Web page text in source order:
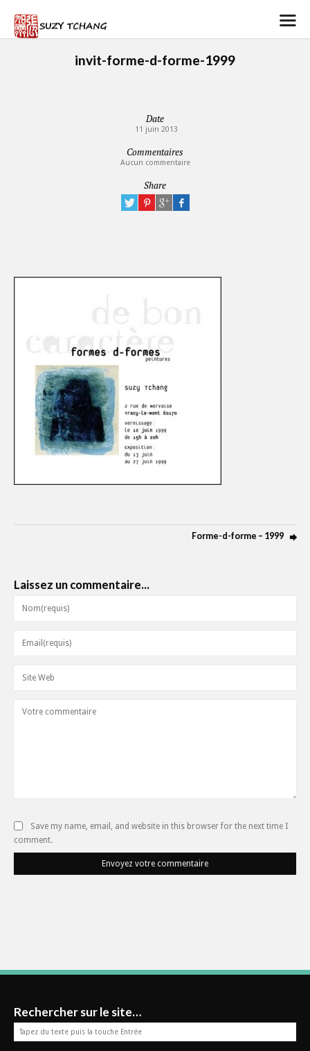
invit-forme-d-forme-1999
Date
11 juin 2013
Commentaires
Aucun commentaire
Share
Forme-d-forme – 1999
Laissez un commentaire...
Save my name, email, and website in this browser for the next time I
comment.
Envoyez votre commentaire
Rechercher sur le site…